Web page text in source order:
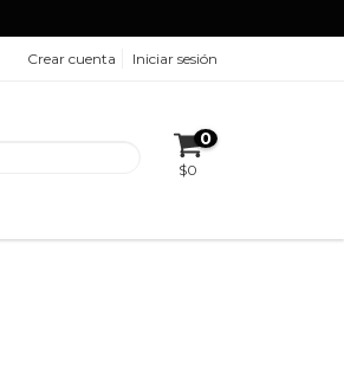
Crear cuenta Iniciar sesión
0
$0